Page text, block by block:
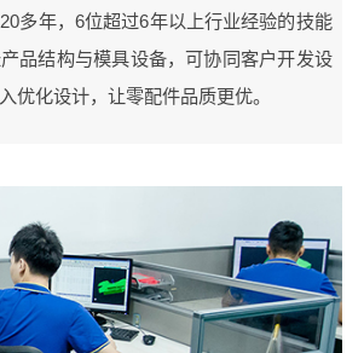
多年，6位超过6年以上行业经验的技能
品结构与模具设备，可协同客户开发设
优化设计，让零配件品质更优。